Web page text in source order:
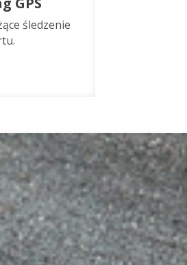
śledzenie